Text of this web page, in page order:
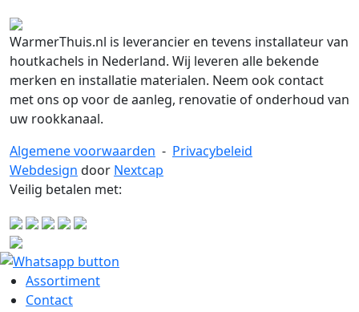
WarmerThuis.nl is leverancier en tevens installateur van
houtkachels in Nederland. Wij leveren alle bekende
merken en installatie materialen. Neem ook contact
met ons op voor de aanleg, renovatie of onderhoud van
uw rookkanaal.
Algemene voorwaarden - Privacybeleid
Webdesign door Nextcap
Veilig betalen met:
Assortiment
Contact